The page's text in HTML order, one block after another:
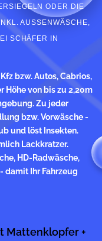
ODER DIE
AUSSENWÄSCHE, I
SCHÄFER IN F
bzw. Autos, Cabrios,
Höhe von bis zu 2,20m
Zu jeder
bzw. Vorwäsche -
und löst Insekten.
Lackkratzer.
HD-Radwäsche,
damit Ihr Fahrzeug
Mattenklopfer +